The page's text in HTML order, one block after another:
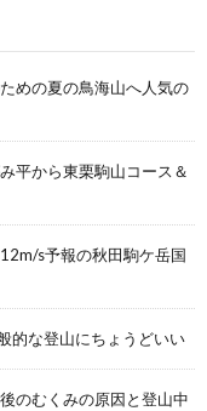
めの夏の鳥海山へ人気の
平から東栗駒山コース＆
s予報の秋田駒ケ岳国
的な登山にちょうどいい
のむくみの原因と登山中